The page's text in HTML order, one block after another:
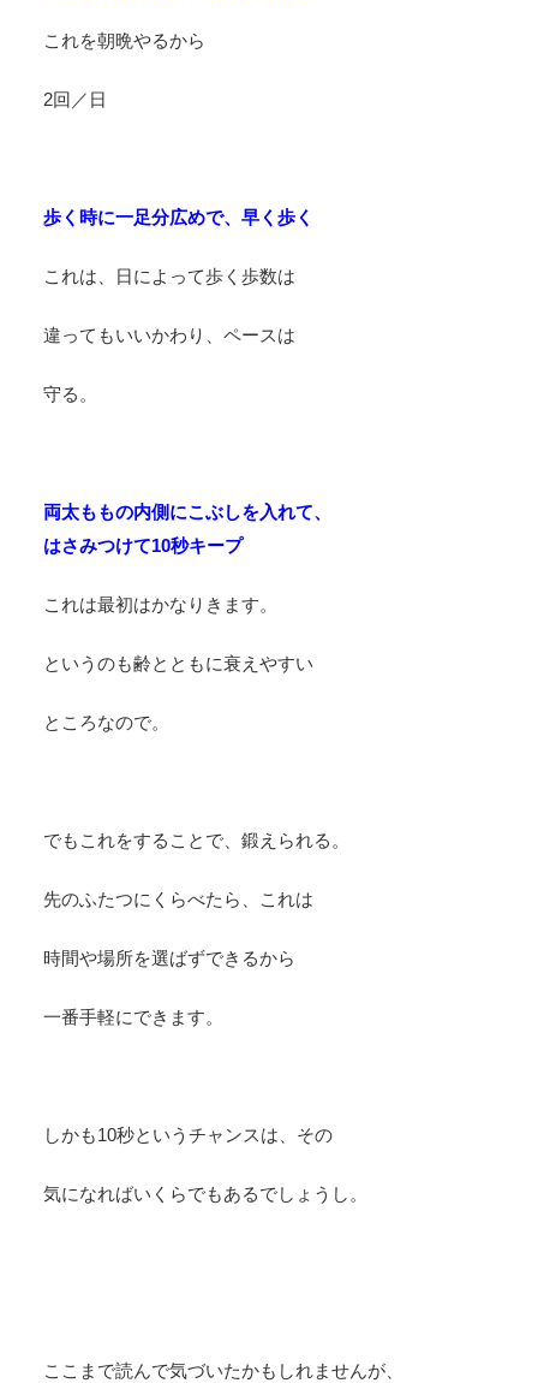
これを朝晩やるから
2回／日
歩く時に一足分広めで、早く歩く
これは、日によって歩く歩数は
違ってもいいかわり、ペースは
守る。
両太ももの内側にこぶしを入れて、
はさみつけて10秒キープ
これは最初はかなりきます。
というのも齢とともに衰えやすい
ところなので。
でもこれをすることで、鍛えられる。
先のふたつにくらべたら、これは
時間や場所を選ばずできるから
一番手軽にできます。
しかも10秒というチャンスは、その
気になればいくらでもあるでしょうし。
ここまで読んで気づいたかもしれませんが、